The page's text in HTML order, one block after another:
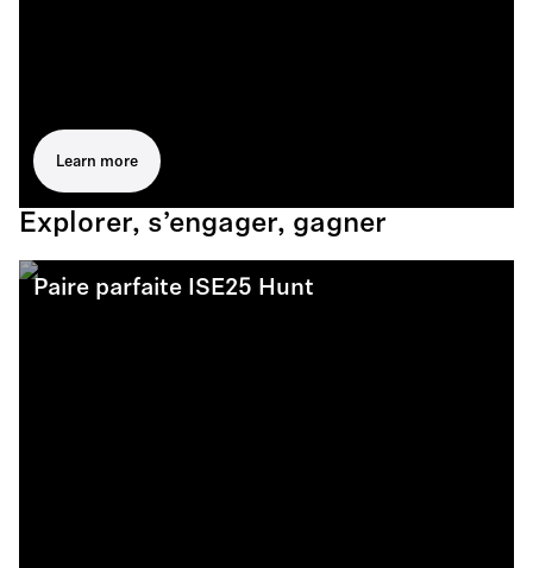
Learn more
Explorer, s’engager, gagner
Paire parfaite ISE25 Hunt